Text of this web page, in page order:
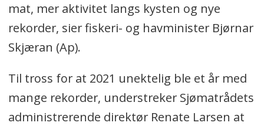
mat, mer aktivitet langs kysten og nye
rekorder, sier fiskeri- og havminister Bjørnar
Skjæran (Ap).
Til tross for at 2021 unektelig ble et år med
mange rekorder, understreker Sjømatrådets
administrerende direktør Renate Larsen at